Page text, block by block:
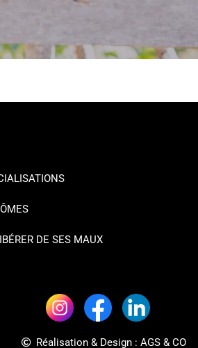
DE SES MAUX
Réalisation & Design : AGS & CO